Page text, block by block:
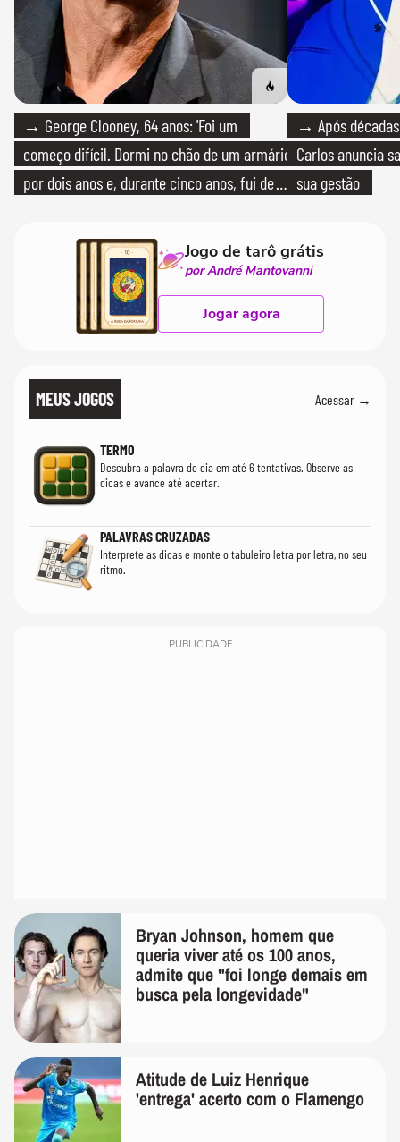
→ George Clooney, 64 anos: 'Foi um
começo difícil. Dormi no chão de um armário
por dois anos e, durante cinco anos, fui de
→ Após
Carlos anuncia
sua gestão
Jogo de tarô grátis
por André Mantovanni
Jogar agora
MEUS JOGOS Acessar →
TERMO
Descubra a palavra do dia em até 6 tentativas. Observe as
dicas e avance até acertar.
PALAVRAS CRUZADAS
Interprete as dicas e monte o tabuleiro letra por letra, no seu
ritmo.
PUBLICIDADE
Bryan Johnson, homem que
queria viver até os 100 anos,
admite que "foi longe demais em
busca pela longevidade"
Atitude de Luiz Henrique
'entrega' acerto com o Flamengo